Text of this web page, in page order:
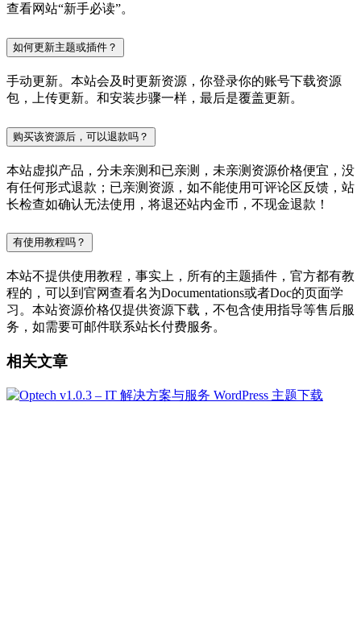
查看网站“新手必读”。
如何更新主题或插件？
手动更新。本站会及时更新资源，你登录你的账号下载资源
包，上传更新。和安装步骤一样，最后是覆盖更新。
购买该资源后，可以退款吗？
本站虚拟产品，分未亲测和已亲测，未亲测资源价格便宜，没
有任何形式退款；已亲测资源，如不能使用可评论区反馈，站
长检查如确认无法使用，将退还站内金币，不现金退款！
有使用教程吗？
本站不提供使用教程，事实上，所有的主题插件，官方都有教
程的，可以到官网查看名为Documentations或者Doc的页面学
习。本站资源价格仅提供资源下载，不包含使用指导等售后服
务，如需要可邮件联系站长付费服务。
相关文章